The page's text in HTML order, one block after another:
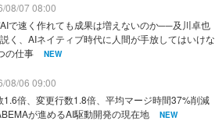
08/07 08:00
で速く作れても成果は増えないのか──及川卓也
く、AIネイティブ時代に人間が手放してはいけな
の仕事
NEW
08/06 09:00
1.6倍、変更行数1.8倍、平均マージ時間37%削減
が進めるAI駆動開発の現在地
NEW